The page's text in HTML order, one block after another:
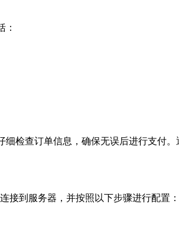
：
检查订单信息，确保无误后进行支付
接到服务器，并按照以下步骤进行配置：